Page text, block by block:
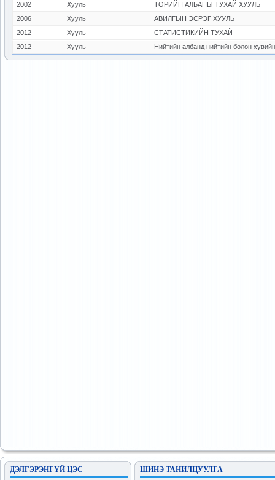
2002
Хууль
ТӨРИЙН АЛБАНЫ ТУХАЙ ХУУЛЬ
2006
Хууль
АВИЛГЫН ЭСРЭГ ХУУЛЬ
2012
Хууль
СТАТИСТИКИЙН ТУХАЙ
2012
Хууль
ДЭЛГЭРЭНГҮЙ ЦЭС
ШИНЭ ТАНИЛЦУУЛГА